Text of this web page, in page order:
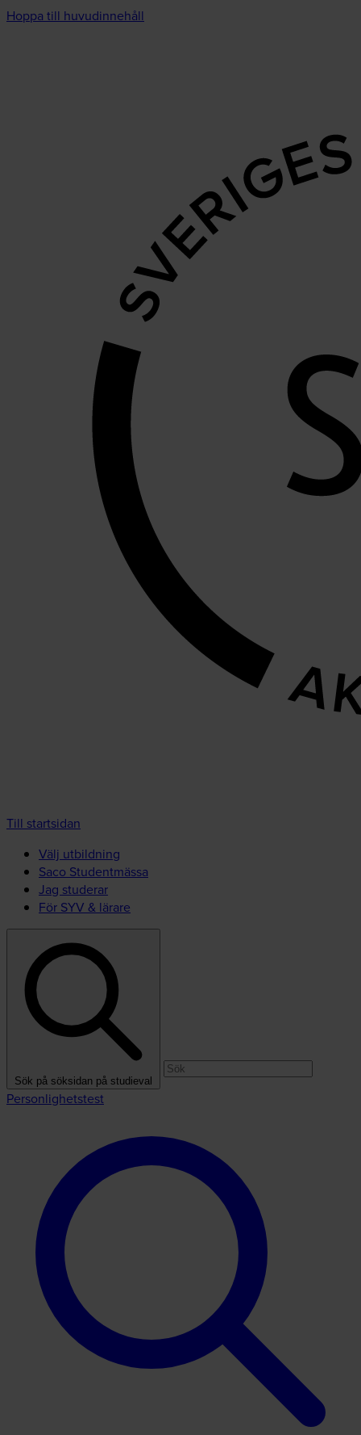
Hoppa till huvudinnehåll
Till startsidan
Välj utbildning
Saco Studentmässa
Jag studerar
För SYV & lärare
Sök på söksidan på studieval
Personlighetstest